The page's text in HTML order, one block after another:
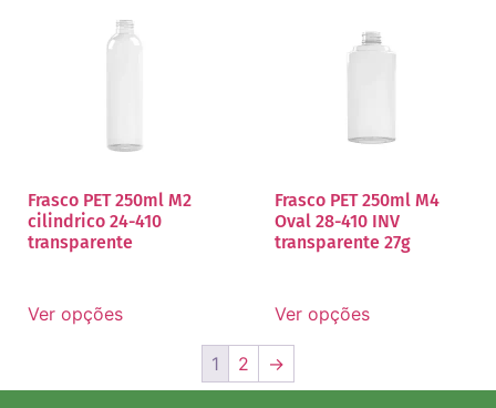
Frasco PET 250ml M2
cilindrico 24-410
transparente
Ver opções
Frasco PET 250ml M4
Oval 28-410 INV
transparente 27g
Ver opções
1 2 →